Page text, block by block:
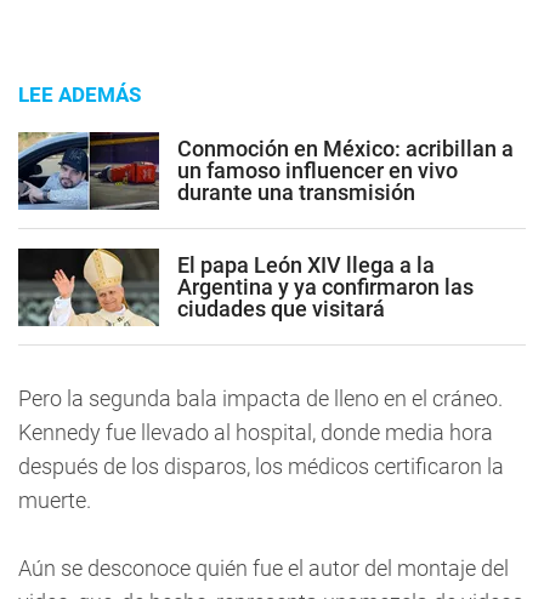
LEE ADEMÁS
Conmoción en México: acribillan a
un famoso influencer en vivo
durante una transmisión
El papa León XIV llega a la
Argentina y ya confirmaron las
ciudades que visitará
Pero la segunda bala impacta de lleno en el cráneo.
Kennedy fue llevado al hospital, donde media hora
después de los disparos, los médicos certificaron la
muerte.
Aún se desconoce quién fue el autor del montaje del